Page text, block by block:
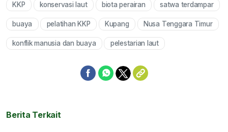
Mute
KKP konservasi laut biota perairan satwa terdampar
buaya pelatihan KKP Kupang Nusa Tenggara Timur
konflik manusia dan buaya pelestarian laut
Berita Terkait